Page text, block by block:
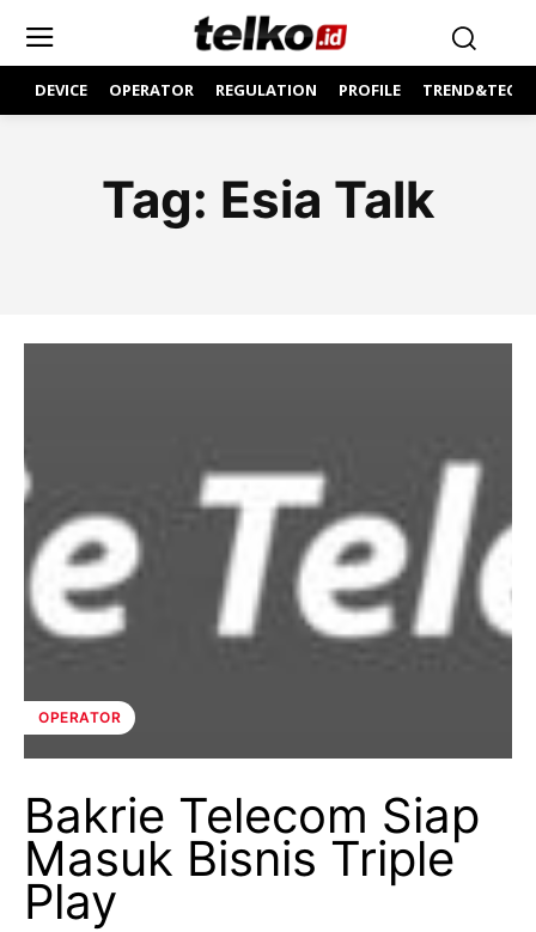
DEVICE OPERATOR REGULATION PROFILE
Tag: Esia Talk
OPERATOR
Bakrie Telecom Siap
Masuk Bisnis Triple
Play